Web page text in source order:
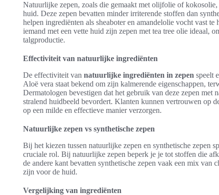
Natuurlijke zepen, zoals die gemaakt met olijfolie of
huid. Deze zepen bevatten minder irriterende stoffen dan
helpen ingrediënten als sheaboter en amandelolie vocht vast
iemand met een vette huid zijn zepen met tea tree olie ideaal,
talgproductie.
Effectiviteit van natuurlijke ingrediënten
De effectiviteit van natuurlijke ingrediënten in zepen speelt
Aloë vera staat bekend om zijn kalmerende eigenschappen,
Dermatologen bevestigen dat het gebruik van deze zepen met
stralend huidbeeld bevordert. Klanten kunnen vertrouwen op
op een milde en effectieve manier verzorgen.
Natuurlijke zepen vs synthetische zepen
Bij het kiezen tussen natuurlijke zepen en synthetische zepen
cruciale rol. Bij natuurlijke zepen beperk je je tot stoffen die
de andere kant bevatten synthetische zepen vaak een mix van
zijn voor de huid.
Vergelijking van ingrediënten